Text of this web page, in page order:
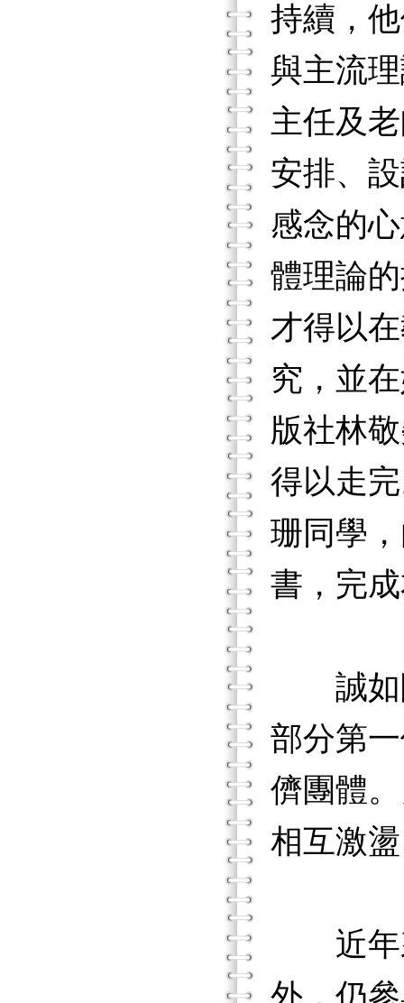
持續，
與主流
主任及
安排、
感念的
體理論
才得以
究，並
版社林
得以走
珊同學
書，完
誠如阿
部分第
儕團體
相互激
近年來
外，仍